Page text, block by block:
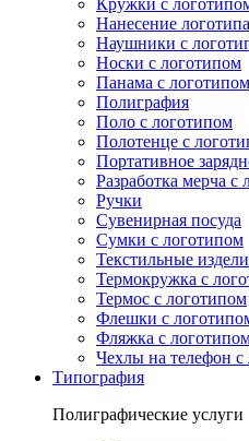
Кружки с
Нанесение логотипа
Наушники с
Носки с логотипом
Панама с логотипом
Полиграфия
Поло с логотипом
Полотенце с
Портативное
Разработка мерча с
Ручки
Сувенирная посуда
Сумки с логотипом
Текстильные
Термокружка с
Термос с логотипом
Флешки с
Фляжка с
Чехлы на телефон с
Типография
Полиграфические услуги